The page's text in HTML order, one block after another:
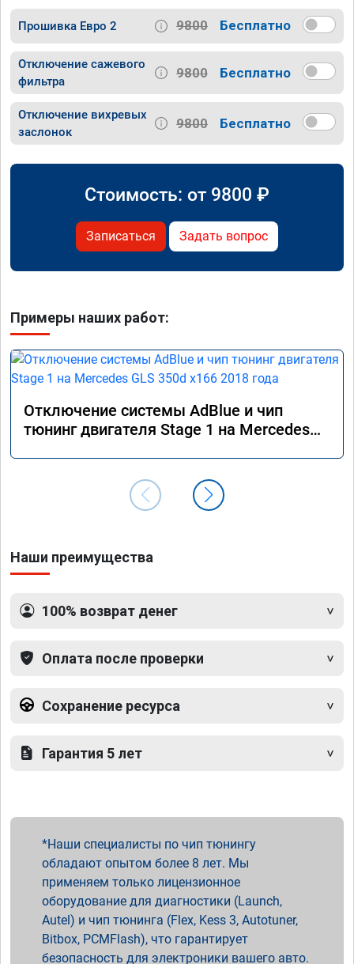
Прошивка Евро 2 9800 Бесплатно
Отключение сажевого
фильтра
9800 Бесплатно
Отключение вихревых
заслонок
9800 Бесплатно
Стоимость: от 9800 ₽
Записаться Задать вопрос
Примеры наших работ:
Отключение системы AdBlue и чип
тюнинг двигателя Stage 1 на Mercedes
Наши преимущества
100% возврат денег
Оплата после проверки
Сохранение ресурса
Гарантия 5 лет
Наши специалисты по чип тюнингу
обладают опытом более 8 лет. Мы
применяем только лицензионное
оборудование для диагностики (Launch,
Autel) и чип тюнинга (Flex, Kess 3, Autotuner,
Bitbox, PCMFlash), что гарантирует
безопасность для электроники вашего авто.